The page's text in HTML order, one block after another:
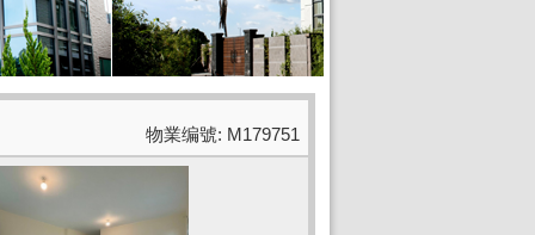
物業编號: M179751